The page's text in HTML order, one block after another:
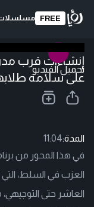
FREE
تحميل الفيديو
إنشاءات قرب
على سلامة
المدة:11:04
في هذا المحور من
العاشر حتى